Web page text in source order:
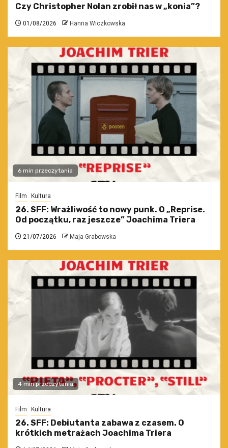
Czy Christopher Nolan zrobił nas w „konia”?
01/08/2026 Hanna Wiczkowska
6 min przeczytania
Film Kultura
26. SFF: Wrażliwość to nowy punk. O „Reprise.
Od początku, raz jeszcze” Joachima Triera
21/07/2026 Maja Grabowska
4 min przeczytania
Film Kultura
26. SFF: Debiutanta zabawa z czasem. O
krótkich metrażach Joachima Triera